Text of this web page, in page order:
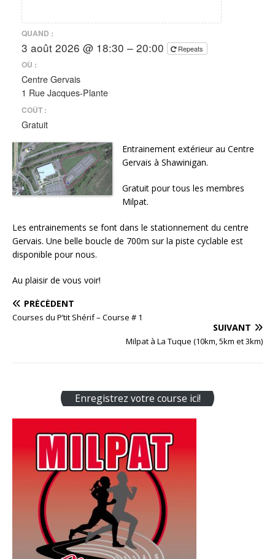
QUAND :
3 août 2026 @ 18:30 – 20:00 Repeats
OÙ :
Centre Gervais
1 Rue Jacques-Plante
COÛT :
Gratuit
Entrainement extérieur au Centre
Gervais à Shawinigan.
Gratuit pour tous les membres
Milpat.
Les entrainements se font dans le stationnement du centre
Gervais. Une belle boucle de 700m sur la piste cyclable est
disponible pour nous.
Au plaisir de vous voir!
PRÉCÉDENT
Courses du P’tit Shérif – Course # 1
SUIVANT
Milpat à La Tuque (10km, 5km et 3km)
Enregistrez votre course ici!